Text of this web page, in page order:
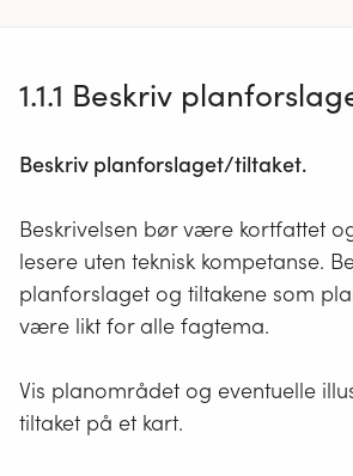
1.1.1 Beskriv
Beskriv planforslaget/tiltaket.
Beskrivelsen bør være kortfattet
lesere uten teknisk kompetanse.
planforslaget og tiltakene som
være likt for alle fagtema.
Vis planområdet og eventuelle
tiltaket på et kart.